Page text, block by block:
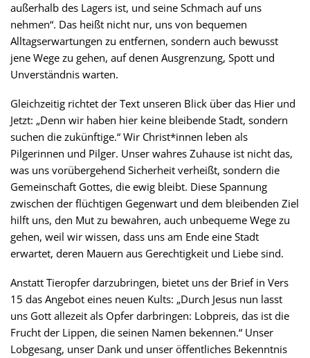
außerhalb des Lagers ist, und seine Schmach auf uns
nehmen“. Das heißt nicht nur, uns von bequemen
Alltagserwartungen zu entfernen, sondern auch bewusst
jene Wege zu gehen, auf denen Ausgrenzung, Spott und
Unverständnis warten.
Gleichzeitig richtet der Text unseren Blick über das Hier und
Jetzt: „Denn wir haben hier keine bleibende Stadt, sondern
suchen die zukünftige.“ Wir Christ*innen leben als
Pilgerinnen und Pilger. Unser wahres Zuhause ist nicht das,
was uns vorübergehend Sicherheit verheißt, sondern die
Gemeinschaft Gottes, die ewig bleibt. Diese Spannung
zwischen der flüchtigen Gegenwart und dem bleibenden Ziel
hilft uns, den Mut zu bewahren, auch unbequeme Wege zu
gehen, weil wir wissen, dass uns am Ende eine Stadt
erwartet, deren Mauern aus Gerechtigkeit und Liebe sind.
Anstatt Tieropfer darzubringen, bietet uns der Brief in Vers
15 das Angebot eines neuen Kults: „Durch Jesus nun lasst
uns Gott allezeit als Opfer darbringen: Lobpreis, das ist die
Frucht der Lippen, die seinen Namen bekennen.“ Unser
Lobgesang, unser Dank und unser öffentliches Bekenntnis